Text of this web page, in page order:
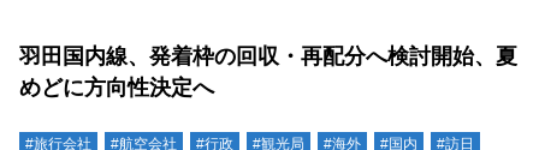
羽田国内線、発着枠の回収・再配分へ検討開始、夏
めどに方向性決定へ
#旅行会社 #航空会社 #行政 #観光局 #海外 #国内
#訪日